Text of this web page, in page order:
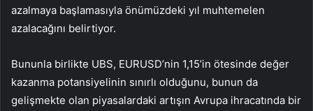
azalmaya başlamasıyla önümüzdeki yıl muhtemelen
azalacağını belirtiyor.
Bununla birlikte UBS, EURUSD’nin 1,15’in ötesinde değer
kazanma potansiyelinin sınırlı olduğunu, bunun da
gelişmekte olan piyasalardaki artışın Avrupa ihracatında bir